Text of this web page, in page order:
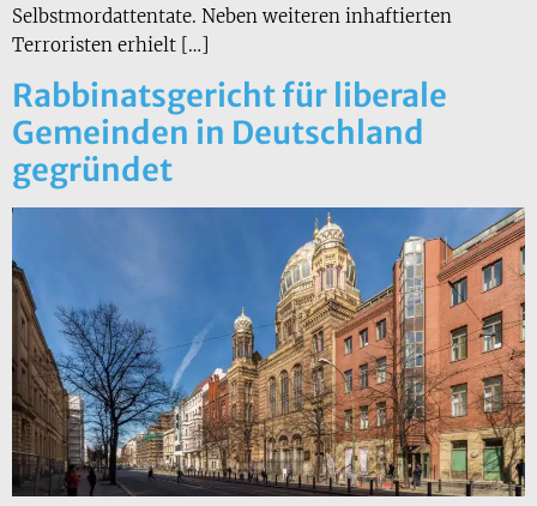
Selbstmordattentate. Neben weiteren inhaftierten
Terroristen erhielt […]
Rabbinatsgericht für liberale
Gemeinden in Deutschland
gegründet